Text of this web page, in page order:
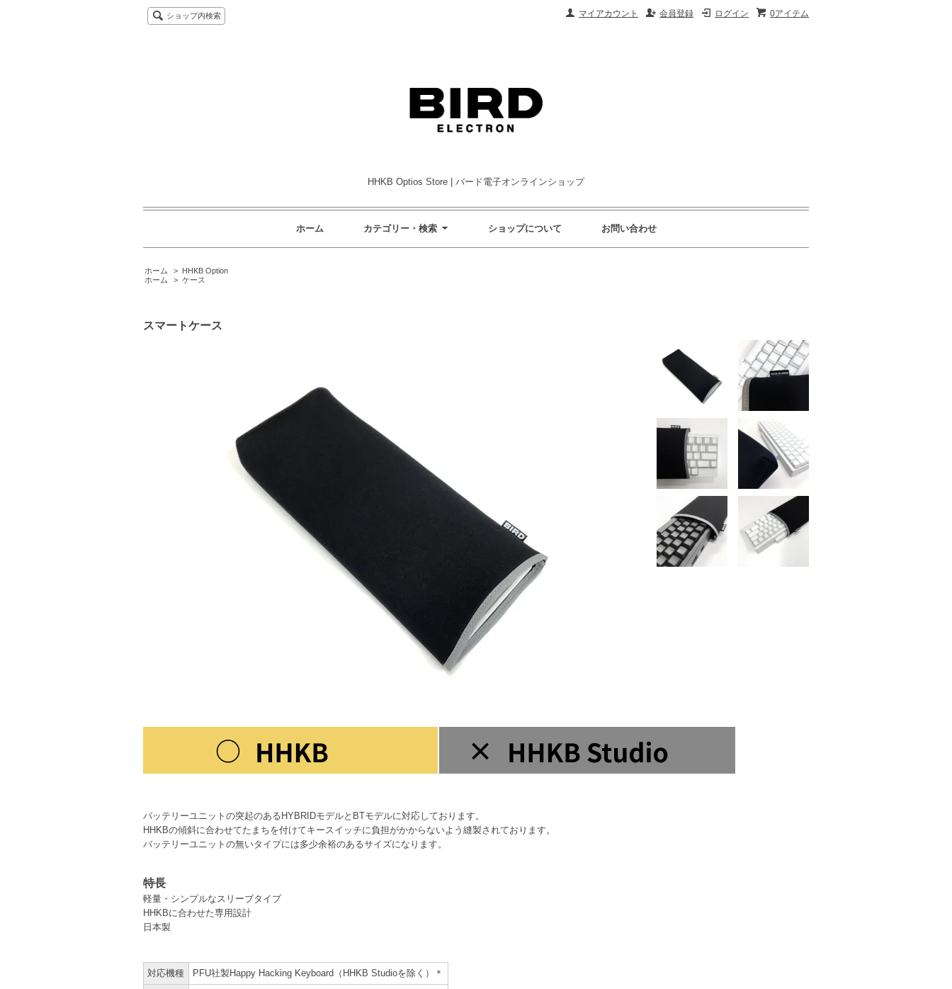
0アイテム
ログイン
会員登録
マイアカウント
ショップ内検索
HHKB Optios Store | バード電子オンラインショップ
ホーム カテゴリー・検索 ショップについて お問い合わせ
ホーム > HHKB Option
ホーム
> ケース
スマートケース
バッテリーユニットの突起のあるHYBRIDモデルとBTモデルに対応しております。
HHKBの傾斜に合わせてたまちを付けてキースイッチに負担がかからないよう縫製されております。
バッテリーユニットの無いタイプには多少余裕のあるサイズになります。
特長
軽量・シンプルなスリーブタイプ
HHKBに合わせた専用設計
日本製
対応機種 PFU社製Happy Hacking Keyboard（HHKB Studioを除く）＊